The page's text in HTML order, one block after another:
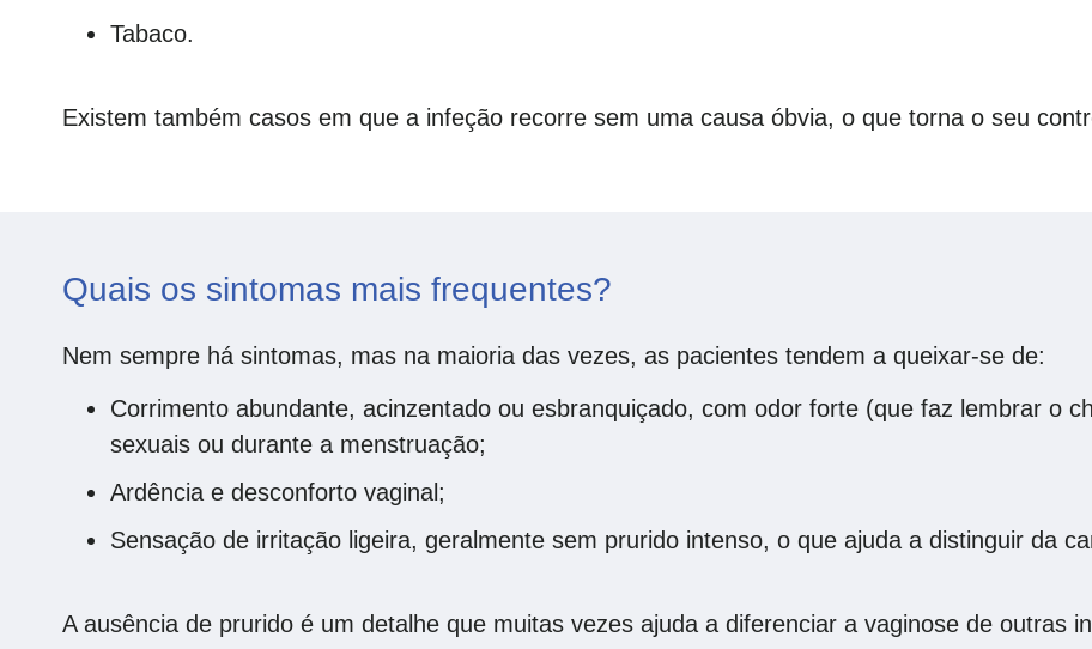
Tabaco.
Existem também casos em que a infeção recorre sem uma causa óbvia, o que torna o seu
Quais os sintomas mais frequentes?
Nem sempre há sintomas, mas na maioria das vezes, as pacientes tendem a queixar-se de:
Corrimento abundante, acinzentado ou esbranquiçado, com odor forte (que faz lembrar o
sexuais ou durante a menstruação;
Ardência e desconforto vaginal;
Sensação de irritação ligeira, geralmente sem prurido intenso, o que ajuda a distinguir da
A ausência de prurido é um detalhe que muitas vezes ajuda a diferenciar a vaginose de outras